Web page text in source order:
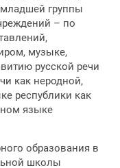
группы
– по
музыке,
русской речи
как неродной,
республики как
языке
образования в
школы